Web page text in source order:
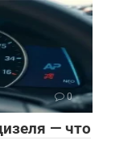
0
— что